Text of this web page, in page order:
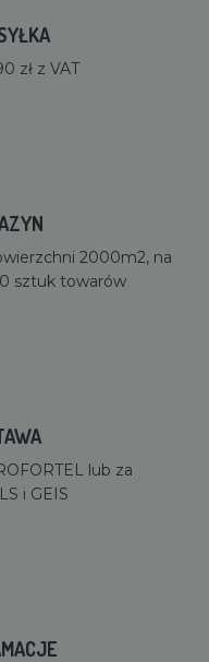
zł z VAT
2000m2, na
sztuk towarów
lub za
i GEIS